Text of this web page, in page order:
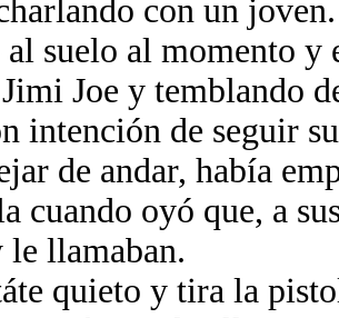
con un
al suelo al momento
Joe y temblando
intención de seguir
andar, había
cuando oyó que, a
le llamaban.
y tira la pistola